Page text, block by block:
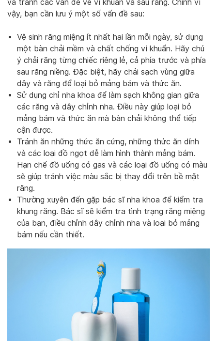
và tránh các vấn đề về vi khuẩn và sâu răng. Chính vì
vậy, bạn cần lưu ý một số vấn đề sau:
Vệ sinh răng miệng ít nhất hai lần mỗi ngày, sử dụng
một bàn chải mềm và chất chống vi khuẩn. Hãy chú
ý chải răng từng chiếc riêng lẻ, cả phía trước và phía
sau răng niềng. Đặc biệt, hãy chải sạch vùng giữa
dây và răng để loại bỏ mảng bám và thức ăn.
Sử dụng chỉ nha khoa để làm sạch không gian giữa
các răng và dây chỉnh nha. Điều này giúp loại bỏ
mảng bám và thức ăn mà bàn chải không thể tiếp
cận được.
Tránh ăn những thức ăn cứng, những thức ăn dính
và các loại đồ ngọt dễ làm hình thành mảng bám.
Hạn chế đồ uống có gas và các loại đồ uống có màu
sẽ giúp tránh việc màu sắc bị thay đổi trên bề mặt
răng.
Thường xuyên đến gặp bác sĩ nha khoa để kiểm tra
khung răng. Bác sĩ sẽ kiểm tra tình trạng răng miệng
của bạn, điều chỉnh dây chỉnh nha và loại bỏ mảng
bám nếu cần thiết.